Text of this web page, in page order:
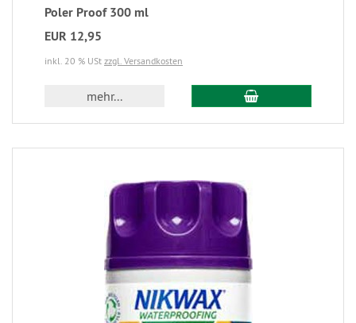
Poler Proof 300 ml
EUR 12,95
inkl. 20 % USt zzgl. Versandkosten
mehr...